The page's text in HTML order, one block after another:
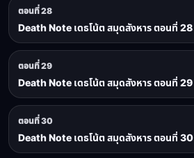
ตอนที่ 28
Death Note เดธโน้ต สมุดสังหาร ตอนที่ 28
ตอนที่ 29
Death Note เดธโน้ต สมุดสังหาร ตอนที่ 29
ตอนที่ 30
Death Note เดธโน้ต สมุดสังหาร ตอนที่ 30